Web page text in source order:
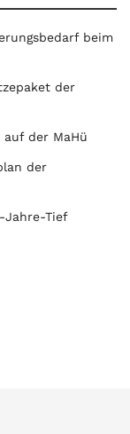
beim
der
der MaHü
der
Jahre-Tief